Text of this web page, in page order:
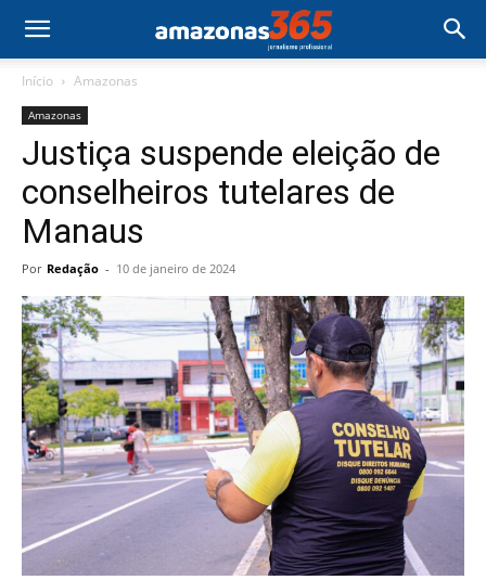
Início Amazonas
Amazonas
Justiça suspende eleição de
conselheiros tutelares de
Manaus
Por Redação - 10 de janeiro de 2024